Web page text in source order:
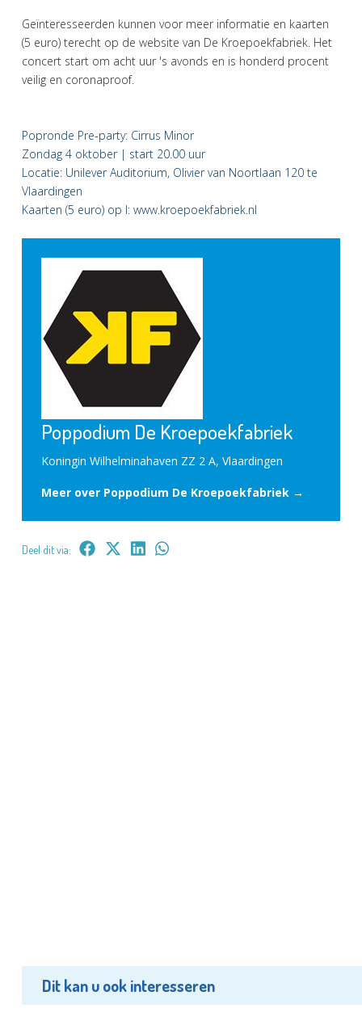
Geïnteresseerden kunnen voor meer informatie en kaarten
(5 euro) terecht op de website van De Kroepoekfabriek. Het
concert start om acht uur 's avonds en is honderd procent
veilig en coronaproof.
Popronde Pre-party: Cirrus Minor
Zondag 4 oktober | start 20.00 uur
Locatie: Unilever Auditorium, Olivier van Noortlaan 120 te
Vlaardingen
Kaarten (5 euro) op I: www.kroepoekfabriek.nl
Poppodium De Kroepoekfabriek
Koningin Wilhelminahaven ZZ 2 A, Vlaardingen
Meer over Poppodium De Kroepoekfabriek →
Deel dit via:
Dit kan u ook interesseren